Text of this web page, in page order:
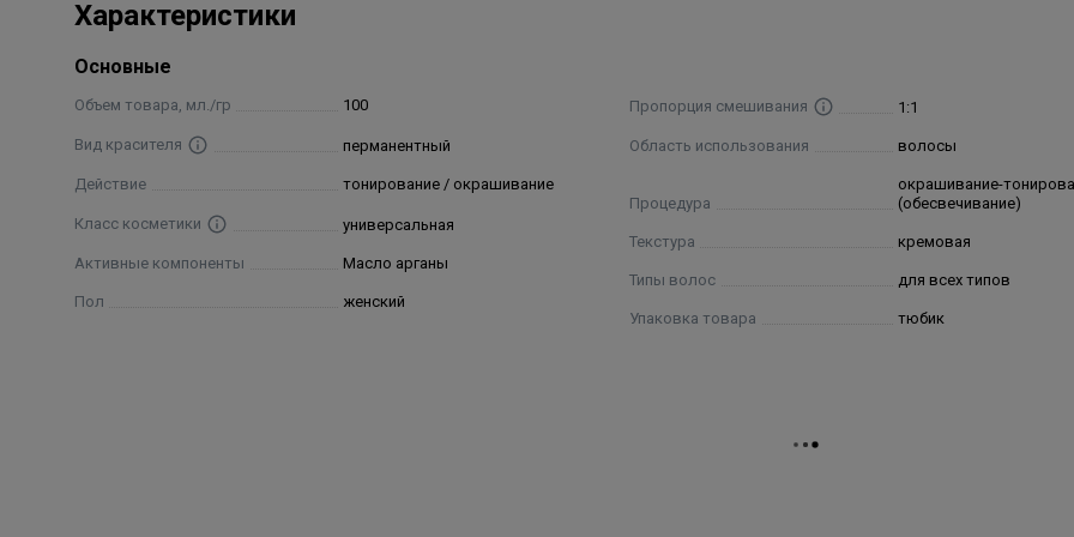
acrylates/ ceteth-20 itaconate copolymer, 2-amino-4- nydroxyethylaminoanisole sulfate, oleth-5 phosphate, ascorbic
sodium polyacrylate, passiflora incarnataseed oil, palmitoyl myristyl serinate, peg-8/ smdi copolymer
Характеристики
Основные
Объем товара, мл./гр 100
Вид красителя перманентный
Действие тонирование / окрашивание
Класс косметики универсальная
Активные компоненты Масло арганы
Пол женский
Пропорция смешивания 1:1
Область использования волосы
Процедура
окрашивание-
(обесвечивание)
Текстура кремовая
Типы волос для всех типов
Упаковка товара тюбик